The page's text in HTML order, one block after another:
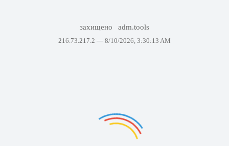
захищено adm.tools
216.73.217.2 — 8/10/2026, 3:30:13 AM